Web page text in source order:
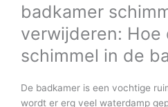
badkamer
verwijderen: Hoe
schimmel in de
De badkamer is een vochtige
wordt er erg veel waterdamp